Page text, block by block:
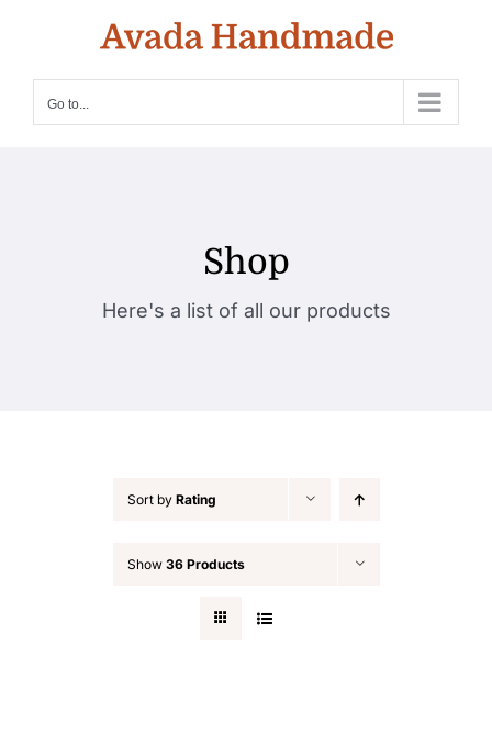
content
Go to...
Shop
Here's a list of all our products
Sort by Rating
Show 36 Products